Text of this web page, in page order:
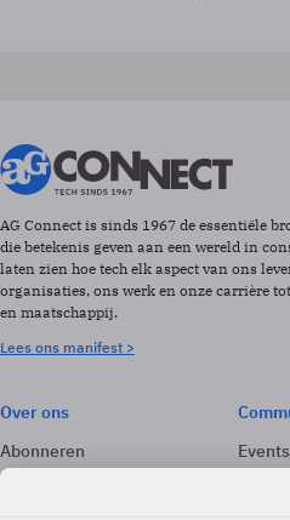
AG Connect is sinds 1967 de essentiële
die betekenis geven aan een wereld in
laten zien hoe tech elk aspect van ons
organisaties, ons werk en onze carrière
en maatschappij.
Lees ons manifest >
Over ons
Abonneren
Adverteren